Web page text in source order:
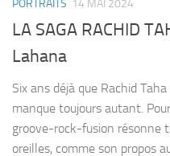
PORTRAITS 14 MAI 2024
LA SAGA RACHID
Lahana
Six ans déjà que Rachid
manque toujours autant.
groove-rock-fusion résonne
oreilles, comme son propos